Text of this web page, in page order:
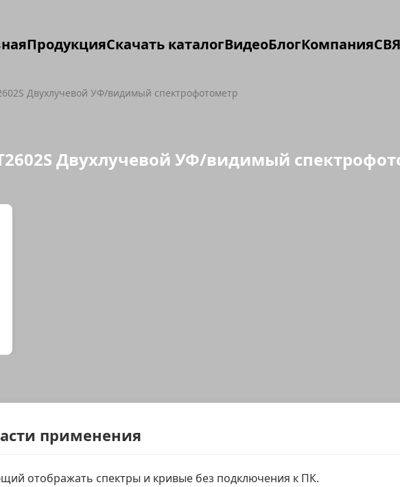
ПродукцияСкачать каталогВидеоБлогКомпания
Двухлучевой УФ/видимый спектрофотометр
Двухлучевой УФ/видимый
применения
отображать спектры и кривые без подключения к ПК.